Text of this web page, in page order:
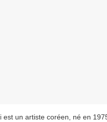
i est un artiste coréen, né en